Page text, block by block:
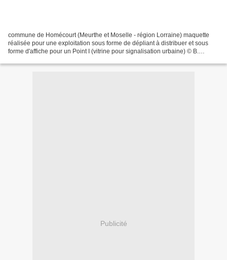
commune de Homécourt (Meurthe et Moselle - région Lorraine) maquette
réalisée pour une exploitation sous forme de dépliant à distribuer et sous
forme d'affiche pour un Point I (vitrine pour signalisation urbaine) © B.
Publicité